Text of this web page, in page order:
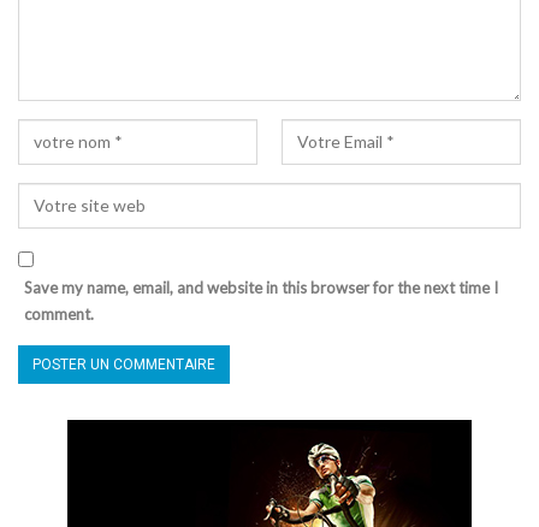
Save my name, email, and website in this browser for the next time I
comment.